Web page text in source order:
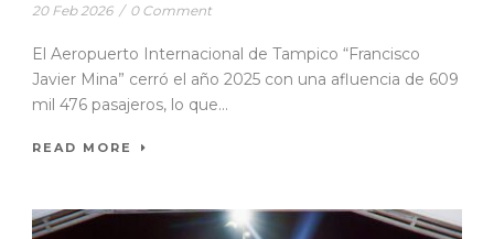
20 Feb 2026 / 0 Comment
El Aeropuerto Internacional de Tampico “Francisco
Javier Mina” cerró el año 2025 con una afluencia de 609
mil 476 pasajeros, lo que...
READ MORE